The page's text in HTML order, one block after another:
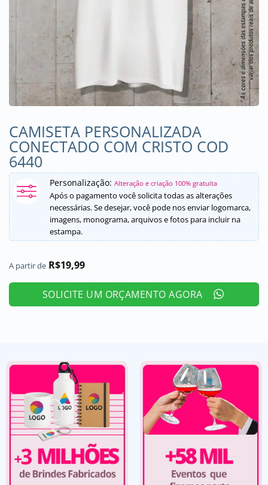
CAMISETA PERSONALIZADA
CONECTADO COM CRISTO COD
6440
Personalização: Alteração e criação 100% gratuita
Após o pagamento você solicita todas as alterações
necessárias. Se desejar, você pode nos enviar logomarca,
imagens, monograma, arquivos e fotos para incluir na
estampa.
A partir de R$19,99
SOLICITE UM ORÇAMENTO AGORA